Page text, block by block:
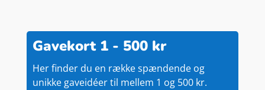
Gavekort 1 - 500 kr
Her finder du en række spændende og
unikke gaveidéer til mellem 1 og 500 kr.